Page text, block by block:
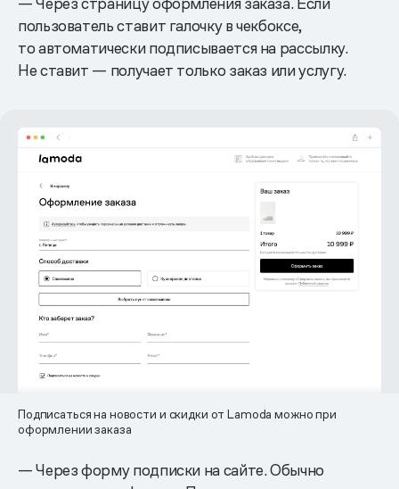
пользователь ставит галочку в чекбоксе,
то автоматически подписывается на рассылку.
Не ставит — получает только заказ или услугу.
Подписаться на новости и скидки от Lamoda можно при
оформлении заказа
— Через форму подписки на сайте. Обычно